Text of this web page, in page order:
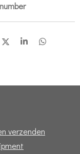
D
S
D
verzenden